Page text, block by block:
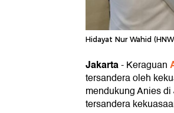
Hidayat Nur Wahid
Jakarta-Keraguan
tersandera oleh
mendukung Anies
tersandera